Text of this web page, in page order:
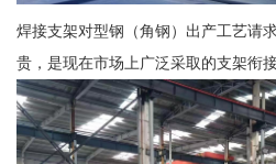
焊接支架对型钢（角钢）出产工艺请
贵，是现在市场上广泛采取的支架衔接